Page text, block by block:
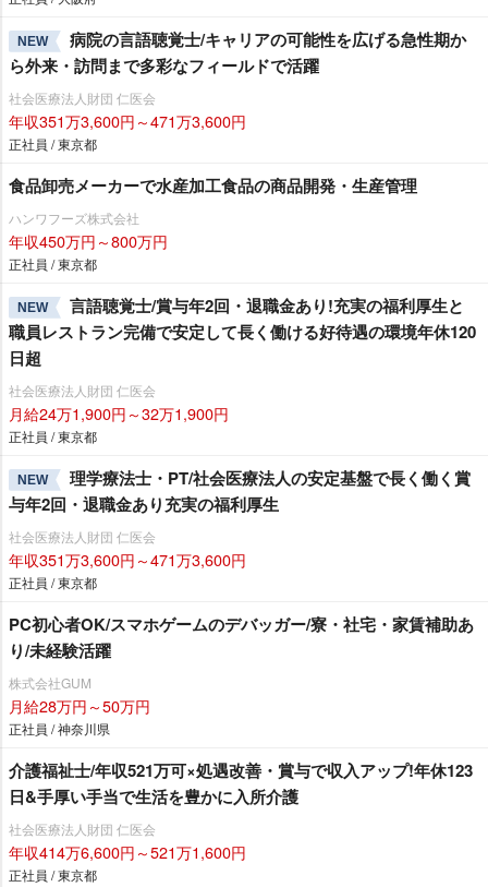
NEW
病院の言語聴覚士/キャリアの可能性を広げる急性期か
ら外来・訪問まで多彩なフィールドで活躍
社会医療法人財団 仁医会
年収351万3,600円～471万3,600円
正社員 / 東京都
食品卸売メーカーで水産加工食品の商品開発・生産管理
ハンワフーズ株式会社
年収450万円～800万円
正社員 / 東京都
NEW
言語聴覚士/賞与年2回・退職金あり!充実の福利厚生と
職員レストラン完備で安定して長く働ける好待遇の環境年休120
日超
社会医療法人財団 仁医会
月給24万1,900円～32万1,900円
正社員 / 東京都
NEW
理学療法士・PT/社会医療法人の安定基盤で長く働く賞
与年2回・退職金あり充実の福利厚生
社会医療法人財団 仁医会
年収351万3,600円～471万3,600円
正社員 / 東京都
PC初心者OK/スマホゲームのデバッガー/寮・社宅・家賃補助あ
り/未経験活躍
株式会社GUM
月給28万円～50万円
正社員 / 神奈川県
介護福祉士/年収521万可×処遇改善・賞与で収入アップ!年休123
日&手厚い手当で生活を豊かに入所介護
社会医療法人財団 仁医会
年収414万6,600円～521万1,600円
正社員 / 東京都